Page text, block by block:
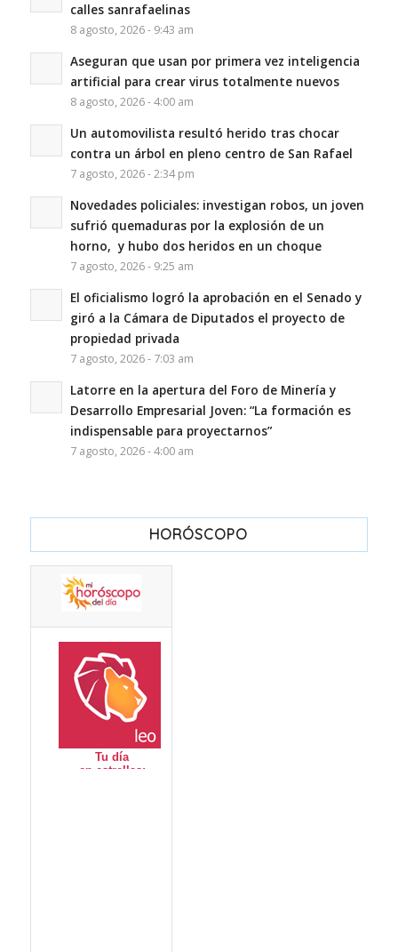
calles sanrafaelinas
8 agosto, 2026 - 9:43 am
Aseguran que usan por primera vez inteligencia
artificial para crear virus totalmente nuevos
8 agosto, 2026 - 4:00 am
Un automovilista resultó herido tras chocar
contra un árbol en pleno centro de San Rafael
7 agosto, 2026 - 2:34 pm
Novedades policiales: investigan robos, un joven
sufrió quemaduras por la explosión de un
horno, y hubo dos heridos en un choque
7 agosto, 2026 - 9:25 am
El oficialismo logró la aprobación en el Senado y
giró a la Cámara de Diputados el proyecto de
propiedad privada
7 agosto, 2026 - 7:03 am
Latorre en la apertura del Foro de Minería y
Desarrollo Empresarial Joven: “La formación es
indispensable para proyectarnos”
7 agosto, 2026 - 4:00 am
HORÓSCOPO